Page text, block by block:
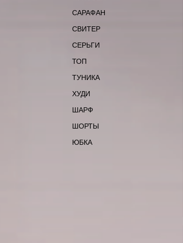
САРАФАН
СВИТЕР
СЕРЬГИ
ТОП
ТУНИКА
ХУДИ
ШАРФ
ШОРТЫ
ЮБКА